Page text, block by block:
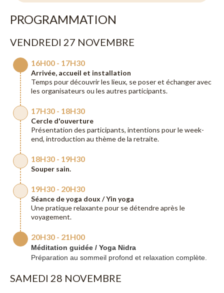
PROGRAMMATION
VENDREDI 27 NOVEMBRE
16H00 - 17H30
Arrivée, accueil et installation
Temps pour découvrir les lieux, se poser et échanger avec
les organisateurs ou les autres participants.
17H30 - 18H30
Cercle d'ouverture
Présentation des participants, intentions pour le week-
end, introduction au thème de la retraite.
18H30 - 19H30
Souper sain.
19H30 - 20H30
Séance de yoga doux / Yin yoga
Une pratique relaxante pour se détendre après le
voyagement.
20H30 - 21H00
Méditation guidée / Yoga Nidra
Préparation au sommeil profond et relaxation complète.
SAMEDI 28 NOVEMBRE